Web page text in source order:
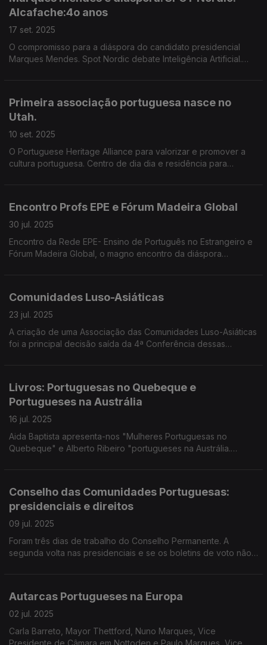
Alcafache:4o anos
17 set. 2025
O compromisso para a diáspora do candidato presidencial
Marques Mendes. Spot Nordic debate Inteligência Artificial.
Primeira associação portuguesa nasce no
Utah.
10 set. 2025
O Portuguese Heritage Alliance para valorizar e promover a
cultura portuguesa. Centro de dia dia e residência para
Encontro Profs EPE e Fórum Madeira Global
30 jul. 2025
Encontro da Rede EPE- Ensino de Português no Estrangeiro e
Fórum Madeira Global, o magno encontro da diáspora
Comunidades Luso-Asiáticas
23 jul. 2025
A criação de uma Associação das Comunidades Luso-Asiáticas
foi a principal decisão saída da 4ª Conferência dessas
Livros: Portuguesas no Quebeque e
Portugueses na Austrália
16 jul. 2025
Aida Baptista apresenta-nos "Mulheres Portuguesas no
Quebeque" e Alberto Ribeiro "portugueses na Austrália.
Conselho das Comunidades Portuguesas:
presidenciais e direitos
09 jul. 2025
Foram três dias de trabalho do Conselho Permanente. A
segunda volta nas presidenciais e se os boletins de voto não
Autarcas Portugueses na Europa
02 jul. 2025
Carla Barreto, Mayor Thettford, Nuno Marques, Vice
Presidente de Câmara em Nottoden e Paulo Marques, Vice